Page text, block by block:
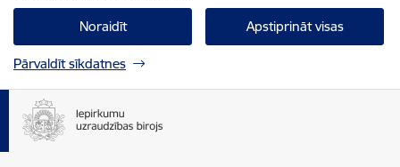
Noraidīt Apstiprināt visas
Pārvaldīt sīkdatnes